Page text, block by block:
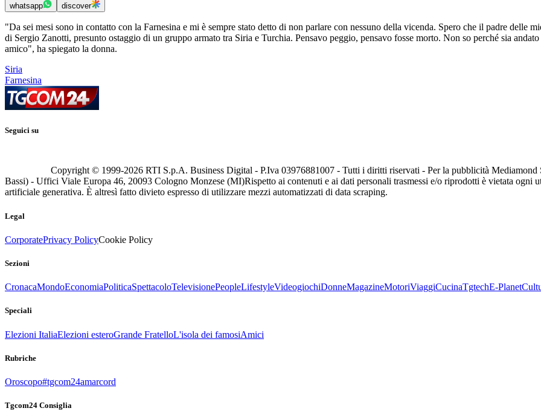
whatsapp discover
"Da sei mesi sono in contatto con la Farnesina e mi è sempre stato detto di non parlare con nessuno della vicenda. Spero che il padre delle
di Sergio Zanotti, presunto ostaggio di un gruppo armato tra Siria e Turchia. Pensavo peggio, pensavo fosse morto. Non so perché sia
amico", ha spiegato la donna.
Siria
Farnesina
Seguici su
Copyright © 1999-2026 RTI S.p.A. Business Digital - P.Iva 03976881007 - Tutti i diritti riservati - Per la pubblicità
Bassi) - Uffici Viale Europa 46, 20093 Cologno Monzese (MI)Rispetto ai contenuti e ai dati personali trasmessi e/o riprodotti è vietata ogni
artificiale generativa. È altresì fatto divieto espresso di utilizzare mezzi automatizzati di data scraping.
Legal
CorporatePrivacy PolicyCookie Policy
Sezioni
CronacaMondoEconomiaPoliticaSpettacoloTelevisionePeopleLifestyleVideogiochiDonneMagazineMotoriViaggiCucinaTgtechE-Planet
Speciali
Elezioni ItaliaElezioni esteroGrande FratelloL'isola dei famosiAmici
Rubriche
Oroscopo#tgcom24amarcord
Tgcom24 Consiglia